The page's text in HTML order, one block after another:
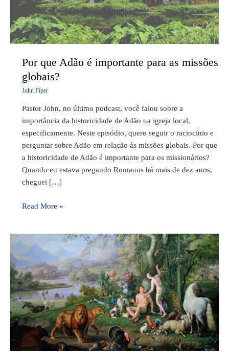
Por que Adão é importante para as missões
globais?
John Piper
Pastor John, no último podcast, você falou sobre a
importância da historicidade de Adão na igreja local,
especificamente. Neste episódio, quero seguir o raciocínio e
perguntar sobre Adão em relação às missões globais. Por que
a historicidade de Adão é importante para os missionários?
Quando eu estava pregando Romanos há mais de dez anos,
cheguei […]
as
missões
globais?
Read More »
Adão
foi
real?
Por
que
isso
importa?